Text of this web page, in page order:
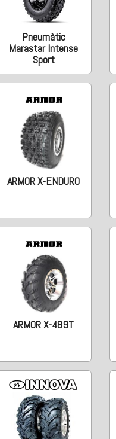
Pneumàtic
Marastar Intense
Sport
ARMOR X-ENDURO
ARMOR X-489T